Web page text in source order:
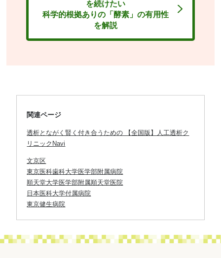
を続けたい
科学的根拠ありの「酵素」の有用性
を解説
関連ページ
透析とながく賢く付き合うための 【全国版】人工透析ク
リニックNavi
文京区
東京医科歯科大学医学部附属病院
順天堂大学医学部附属順天堂医院
日本医科大学付属病院
東京健生病院